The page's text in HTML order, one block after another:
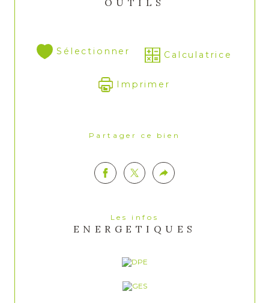
OUTILS
Sélectionner Calculatrice
Imprimer
Partager ce bien
Les infos
ENERGETIQUES